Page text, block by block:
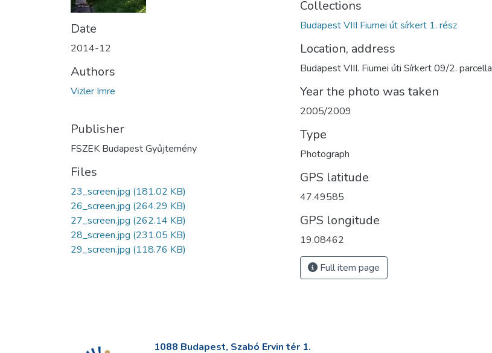
Date
2014-12
Authors
Vizler Imre
Publisher
FSZEK Budapest Gyűjtemény
Files
23_screen.jpg (181.02 KB)
26_screen.jpg (264.29 KB)
27_screen.jpg (262.14 KB)
28_screen.jpg (231.05 KB)
29_screen.jpg (118.76 KB)
Collections
Budapest VIII Fiumei út sírkert 1. rész
Location, address
Budapest VIII. Fiumei úti Sírkert 09/2. parcella
Year the photo was taken
2005/2009
Type
Photograph
GPS latitude
47.49585
GPS longitude
19.08462
Full item page
1088 Budapest, Szabó Ervin tér 1.